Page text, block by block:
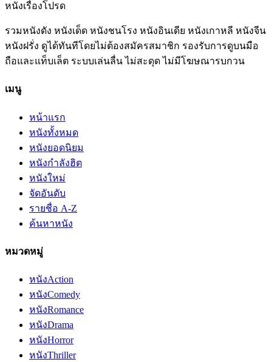
หนังเรื่องโปรด
รวมหนังดัง หนังเด็ด หนังชนโรง หนังอินเดีย หนังเกาหลี หนังจีน
หนังฝรั่ง ดูได้ทันทีโดยไม่ต้องสมัครสมาชิก รองรับการดูบนมือ
ถือและแท็บเล็ต ระบบเล่นลื่น ไม่สะดุด ไม่มีโฆษณารบกวน
เมนู
หน้าแรก
หนังทั้งหมด
หนังยอดนิยม
หนังกำลังฮิต
หนังใหม่
จัดอันดับ
รายชื่อ A-Z
ค้นหาหนัง
หมวดหมู่
หนังAction
หนังComedy
หนังRomance
หนังDrama
หนังHorror
หนังThriller